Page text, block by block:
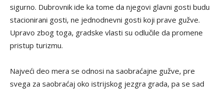
sigurno. Dubrovnik ide ka tome da njegovi glavni gosti budu
stacionirani gosti, ne jednodnevni gosti koji prave gužve.
Upravo zbog toga, gradske vlasti su odlučile da promene
pristup turizmu.
Najveći deo mera se odnosi na saobraćajne gužve, pre
svega za saobraćaj oko istrijskog jezgra grada, pa se sad